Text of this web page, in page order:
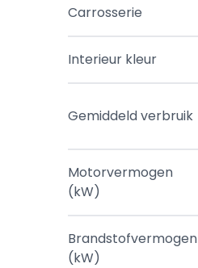
Carrosserie
Interieur kleur
Gemiddeld verbruik
Motorvermogen
(kW)
Brandstofvermogen
(kW)